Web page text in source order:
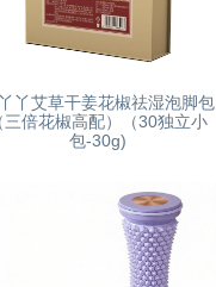
丫艾草干姜花椒祛湿泡脚包
三倍花椒高配）（30独立小
包-30g)